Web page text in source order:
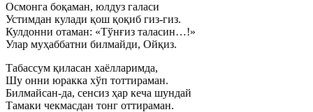
Осмонга боқаман, юлдуз галаси
Устимдан кулади қош қоқиб гиз-гиз.
Кулдонни отаман: «Тўнғиз таласин…!»
Улар муҳаббатни билмайди, Ойқиз.
Табассум қиласан хаёлларимда,
Шу онни юракка хўп тоттираман.
Билмайсан-да, сенсиз ҳар кеча шундай
Тамаки чекмасдан тонг оттираман.